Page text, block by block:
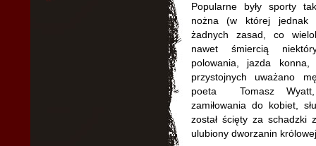
Popularne były sporty
nożna (w której jednak
żadnych zasad, co
nawet śmiercią
polowania, jazda
przystojnych uważano
poeta Tomasz
zamiłowania do kobiet,
został ścięty za schadzki
ulubiony dworzanin